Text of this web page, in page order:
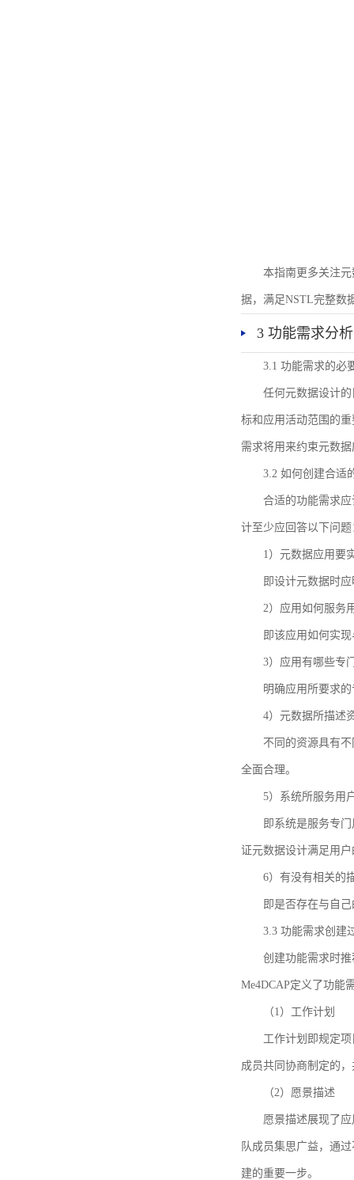
本指南更多关注
据，满足NSTL完整数
3 功能需求分析
3.1 功能需求的必
任何元数据设计
标和应用活动范围的
需求将用来约束元数
3.2 如何创建合适
合适的功能需求
计至少应回答以下问题
1）元数据应用要
即设计元数据时
2）应用如何服务
即该应用如何实
3）应用有哪些专
明确应用所要求
4）元数据所描述
不同的资源具有
全面合理。
5）系统所服务用
即系统是服务专
证元数据设计满足用
6）有没有相关的
即是否存在与自
3.3 功能需求创建
创建功能需求时推
Me4DCAP定义了功能
（1）工作计划
工作计划即规定
成员共同协商制定的
（2）愿景描述
愿景描述展现了
队成员集思广益，通
建的重要一步。